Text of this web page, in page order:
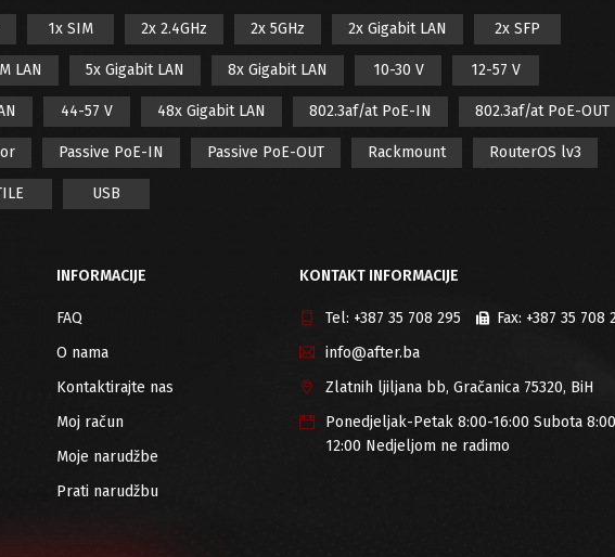
1x SIM 2x 2.4GHz 2x 5GHz 2x Gigabit LAN 2x SFP
LAN 5x Gigabit LAN 8x Gigabit LAN 10-30 V 12-57 V
44-57 V 48x Gigabit LAN 802.3af/at PoE-IN 802.3af/at PoE-OUT
Passive PoE-IN Passive PoE-OUT Rackmount RouterOS lv3
USB
INFORMACIJE
FAQ
O nama
Kontaktirajte nas
Moj račun
Moje narudžbe
Prati narudžbu
KONTAKT INFORMACIJE
Tel: +387 35 708 295 Fax: +387 35 708
info@after.ba
Zlatnih ljiljana bb, Gračanica 75320, BiH
Ponedjeljak-Petak 8:00-16:00 Subota
12:00 Nedjeljom ne radimo